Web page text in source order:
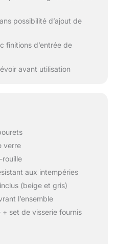
possibilité d’ajout de
finitions d’entrée de
avant utilisation
verre
rouille
aux intempéries
(beige et gris)
l’ensemble
set de visserie fournis